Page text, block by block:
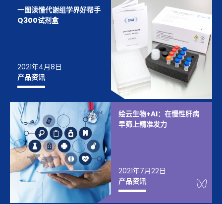
一图读懂代谢组学界好帮手
Q300试剂盒
产品资讯
2021年4月8日
绘云生物+AI：在慢性肝病
早筛上精准发力
产品资讯
2021年7月22日